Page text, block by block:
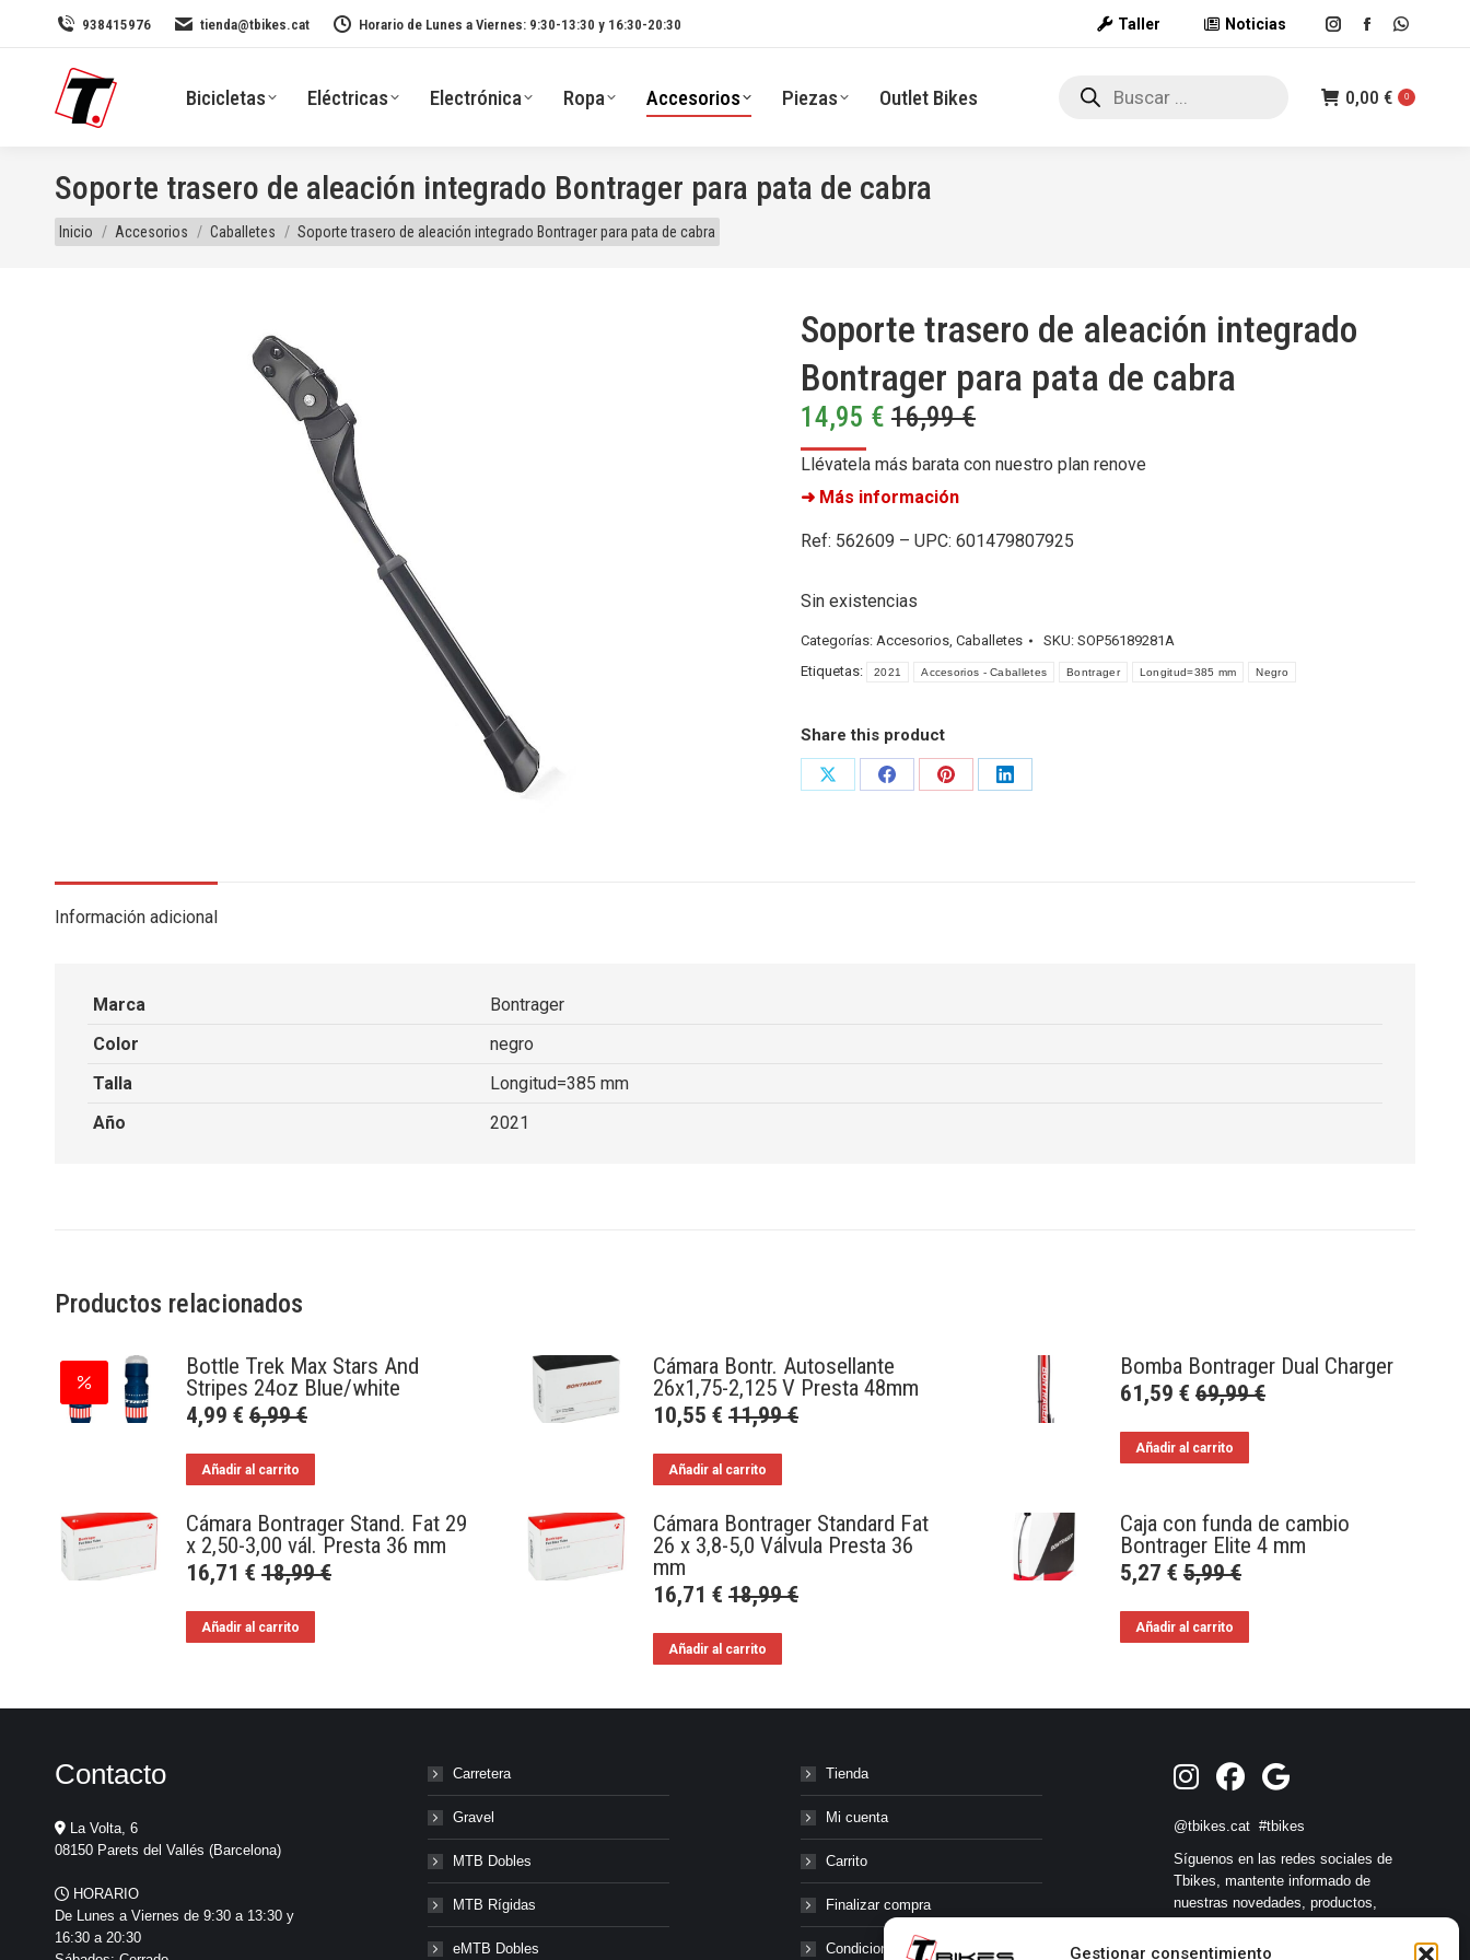
Gestionar consentimiento
938415976 tienda@tbikes.cat Horario de Lunes a Viernes: 9:30-13:30 y 16:30-20:30 Taller Noticias
Instagram
opens
Facebook
opensopens
Bicicletas Eléctricas Electrónica Ropa Accesorios Piezas Outlet Bikes
Búsqueda
0,00 € 0
Soporte trasero de aleación integrado Bontrager para pata de cabra
Estás aquí:
Inicio Accesorios Caballetes Soporte trasero de aleación integrado Bontrager para pata de cabra
Soporte trasero de aleación integrado
Bontrager para pata de cabra
14,95 € 16,99€
Llévatela más barata con nuestro plan renove
➜ Más información
Ref: 562609 – UPC: 601479807925
Sin existencias
Categorías: Accesorios, Caballetes SKU: SOP56189281A
Etiquetas:
2021 Accesorios - Caballetes Bontrager Longitud=385 mm Negro
Share this product
Share
Share
Share
Share
Información adicional
Marca
Bontrager
Color
negro
Talla
Longitud=385 mm
Año
2021
Productos relacionados
Bottle Trek Max Stars And
Stripes 24oz Blue/white
4,99 € 6,99€
Añadir al carrito
Cámara Bontr. Autosellante
26x1,75-2,125 V Presta 48mm
10,55€ 11,99€
Añadir al carrito
Bomba Bontrager Dual Charger
61,59€ 69,99€
Añadir al carrito
Cámara Bontrager Stand. Fat 29
x 2,50-3,00 vál. Presta 36 mm
16,71 € 18,99€
Añadir al carrito
Cámara Bontrager Standard Fat
26 x 3,8-5,0 Válvula Presta 36
mm
16,71€ 18,99€
Añadir al carrito
Caja con funda de cambio
Bontrager Elite 4 mm
5,27€ 5,99€
Añadir al carrito
Contacto
La Volta, 6
08150 Parets del Vallés (Barcelona)
HORARIO
De Lunes a Viernes de 9:30 a 13:30 y
16:30 a 20:30
Carretera
Gravel
MTB Dobles
MTB Rígidas
eMTB Dobles
Tienda
Mi cuenta
Carrito
Finalizar compra
Condiciones generales
@tbikes.cat #tbikes
Síguenos en las redes sociales de
Tbikes, mantente informado de
nuestras novedades, productos,
muchos más!